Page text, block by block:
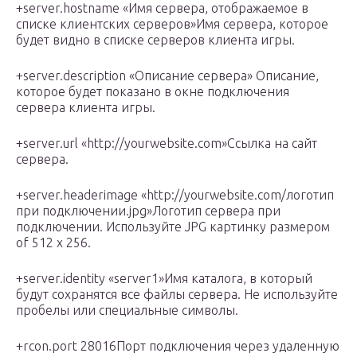
+server.hostname «Имя сервера, отображаемое в
списке клиентских серверов»Имя сервера, которое
будет видно в списке серверов клиента игры.
+server.description «Описание сервера» Описание,
которое будет показано в окне подключения
сервера клиента игры.
+server.url «http://yourwebsite.com»Ссылка на сайт
сервера.
+server.headerimage «http://yourwebsite.com/логотип
при подключении.jpg»Логотип сервера при
подключении. Используйте JPG картинку размером
of 512 x 256.
+server.identity «server1»Имя каталога, в который
будут сохранятся все файлы сервера. Не используйте
пробелы или специальные символы.
+rcon.port 28016Порт подключения через удаленную